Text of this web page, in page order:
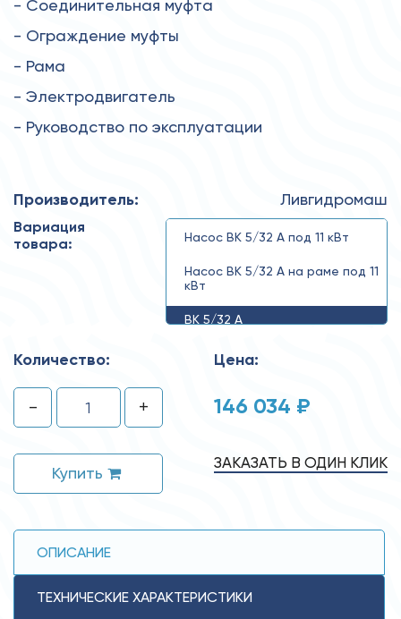
- Соединительная муфта
- Ограждение муфты
- Рама
- Электродвигатель
- Руководство по эксплуатации
Производитель: Ливгидромаш
Вариация
товара:
Насос ВК 5/32 А под 11 кВт
Насос ВК 5/32 А на раме под 11
кВт
ВК 5/32 А
Количество:
- +
Купить
Цена:
146 034 ₽
ЗАКАЗАТЬ В ОДИН КЛИК
ОПИСАНИЕ
ТЕХНИЧЕСКИЕ ХАРАКТЕРИСТИКИ